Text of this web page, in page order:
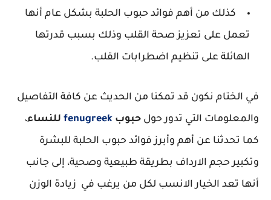
كذلك من أهم فوائد حبوب الحلبة بشكل عام أنها
تعمل على تعزيز صحة القلب وذلك بسبب قدرتها
الهائلة على تنظيم اضطرابات القلب.
في الختام نكون قد تمكنا من الحديث عن كافة التفاصيل
والمعلومات التي تدور حول حبوب fenugreek للنساء،
كما تحدثنا عن أهم وأبرز فوائد حبوب الحلبة للبشرة
وتكبير حجم الارداف بطريقة طبيعية وصحية، إلى جانب
أنها تعد الخيار الانسب لكل من يرغب في زيادة الوزن